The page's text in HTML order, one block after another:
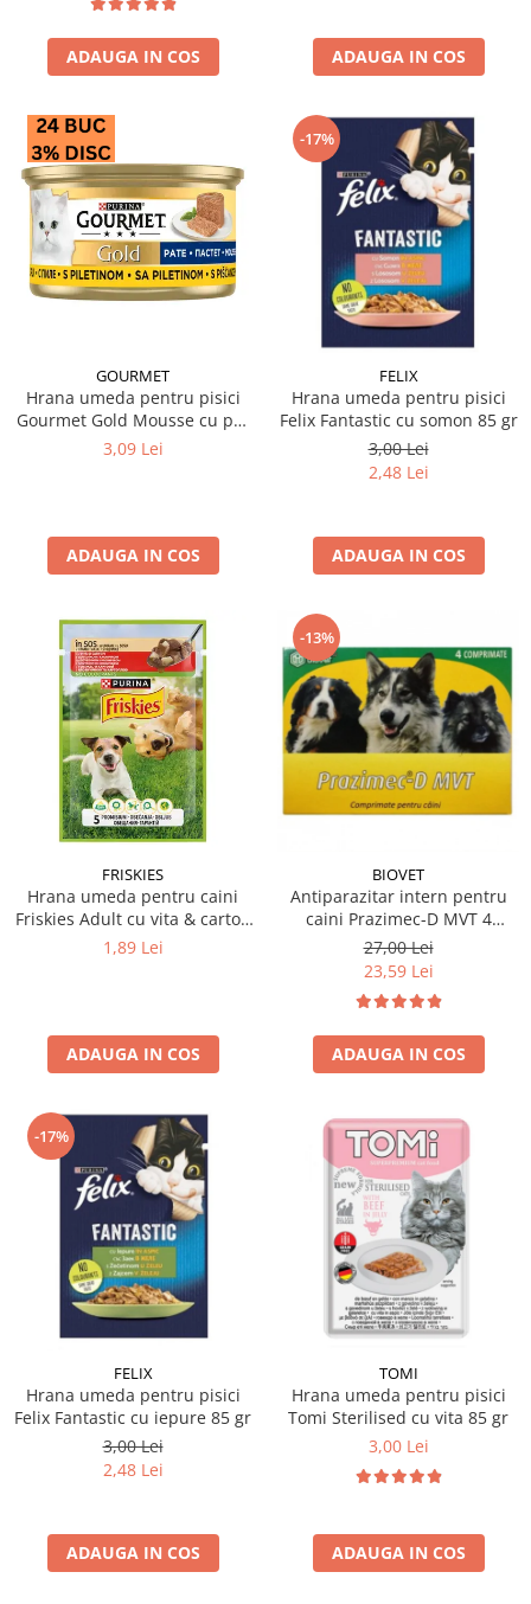
ADAUGA IN COS ADAUGA IN COS
GOURMET
Hrana umeda pentru pisici
Gourmet Gold Mousse cu pui
85 gr
3,09 Lei
ADAUGA IN COS
-17%
FELIX
Hrana umeda pentru pisici
Felix Fantastic cu somon 85 gr
3,00 Lei
2,48 Lei
ADAUGA IN COS
FRISKIES
Hrana umeda pentru caini
Friskies Adult cu vita & cartofi
85 gr
1,89 Lei
ADAUGA IN COS
-13%
BIOVET
Antiparazitar intern pentru
caini Prazimec-D MVT 4
comprimate
27,00 Lei
23,59 Lei
ADAUGA IN COS
-17%
FELIX
Hrana umeda pentru pisici
Felix Fantastic cu iepure 85 gr
3,00 Lei
2,48 Lei
ADAUGA IN COS
TOMI
Hrana umeda pentru pisici
Tomi Sterilised cu vita 85 gr
3,00 Lei
ADAUGA IN COS